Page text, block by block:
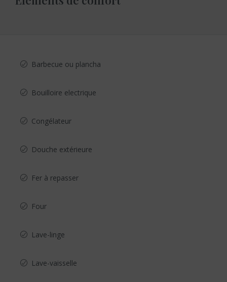
Barbecue ou plancha
Bouilloire electrique
Congélateur
Douche extérieure
Fer à repasser
Four
Lave-linge
Lave-vaisselle